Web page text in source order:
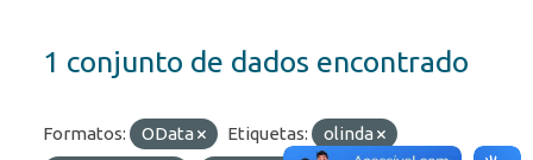
1 conjunto de dados encontrado
Formatos: OData Etiquetas:
olinda